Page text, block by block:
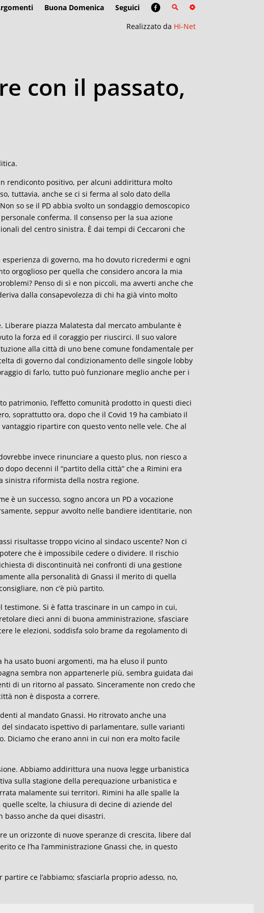
Buona Domenica
Seguici
Realizzato da Hi-Net
con il passato,
rendiconto positivo, per alcuni addirittura molto
tuttavia, anche se ci si ferma al solo dato della
so se il PD abbia svolto un sondaggio demoscopico
conferma. Il consenso per la sua azione
del centro sinistra. È dai tempi di Ceccaroni che
di governo, ma ho dovuto ricredermi e ogni
orgoglioso per quella che considero ancora la mia
Penso di sì e non piccoli, ma avverti anche che
dalla consapevolezza di chi ha già vinto molto
piazza Malatesta dal mercato ambulante è
la forza ed il coraggio per riuscirci. Il suo valore
alla città di uno bene comune fondamentale per
di governo dal condizionamento delle singole lobby
di farlo, tutto può funzionare meglio anche per i
patrimonio, l’effetto comunità prodotto in questi dieci
soprattutto ora, dopo che il Covid 19 ha cambiato il
ripartire con questo vento nelle vele. Che al
invece rinunciare a questo plus, non riesco a
decenni il “partito della città” che a Rimini era
sinistra riformista della nostra regione.
è un successo, sogno ancora un PD a vocazione
seppur avvolto nelle bandiere identitarie, non
risultasse troppo vicino al sindaco uscente? Non ci
che è impossibile cedere o dividere. Il rischio
di discontinuità nei confronti di una gestione
alla personalità di Gnassi il merito di quella
non c’è più partito.
testimone. Si è fatta trascinare in un campo in cui,
dieci anni di buona amministrazione, sfasciare
le elezioni, soddisfa solo brame da regolamento di
usato buoni argomenti, ma ha eluso il punto
sembra non appartenerle più, sembra guidata dai
di un ritorno al passato. Sinceramente non credo che
non è disposta a correre.
al mandato Gnassi. Ho ritrovato anche una
sindacato ispettivo di parlamentare, sulle varianti
Diciamo che erano anni in cui non era molto facile
Abbiamo addirittura una nuova legge urbanistica
sulla stagione della perequazione urbanistica e
malamente sui territori. Rimini ha alle spalle la
scelte, la chiusura di decine di aziende del
basso anche da quei disastri.
un orizzonte di nuove speranze di crescita, libere dal
ce l’ha l’amministrazione Gnassi che, in questo
ce l’abbiamo; sfasciarla proprio adesso, no,